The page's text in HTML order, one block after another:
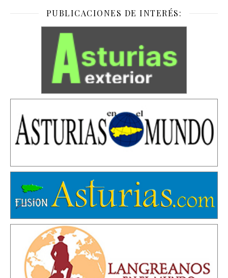
PUBLICACIONES DE INTERÉS: